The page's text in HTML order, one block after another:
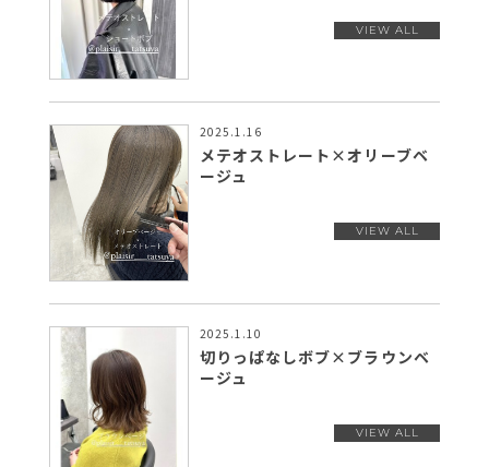
2025.1.16
メテオストレート×オリーブベ
ージュ
2025.1.10
切りっぱなしボブ×ブラウンベ
ージュ